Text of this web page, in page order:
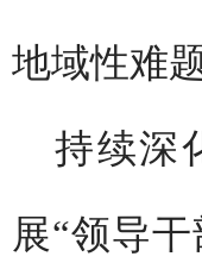
地域性难
持续深
展“领导